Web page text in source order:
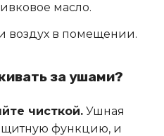
масло.
воздух в помещении.
за ушами?
чисткой. Ушная
функцию, и